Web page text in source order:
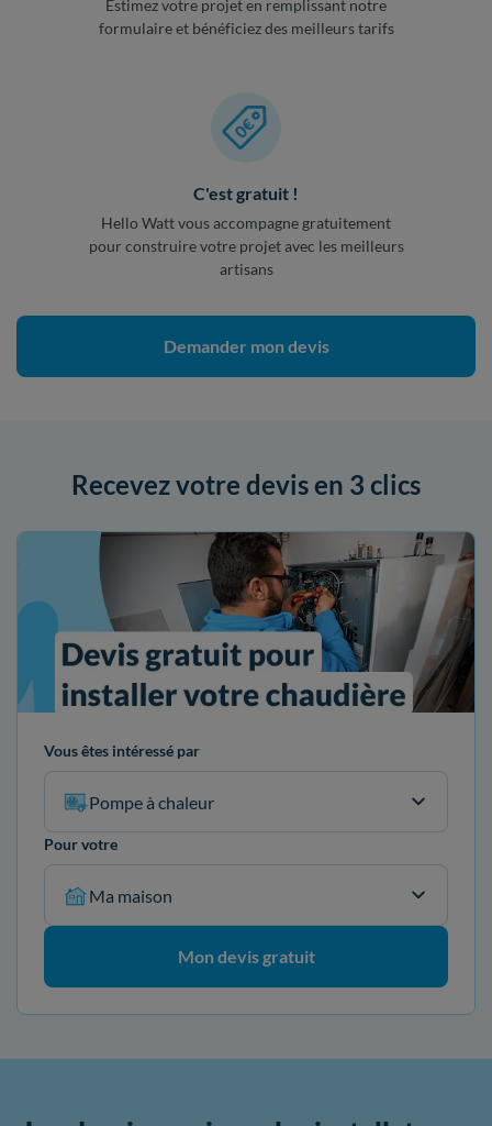
Estimez votre projet en remplissant notre
formulaire et bénéficiez des meilleurs tarifs
C'est gratuit !
Hello Watt vous accompagne gratuitement
pour construire votre projet avec les meilleurs
artisans
Demander mon devis
Recevez votre devis en 3 clics
Vous êtes intéressé par
Pompe à chaleur
Pour votre
Ma maison
Mon devis gratuit